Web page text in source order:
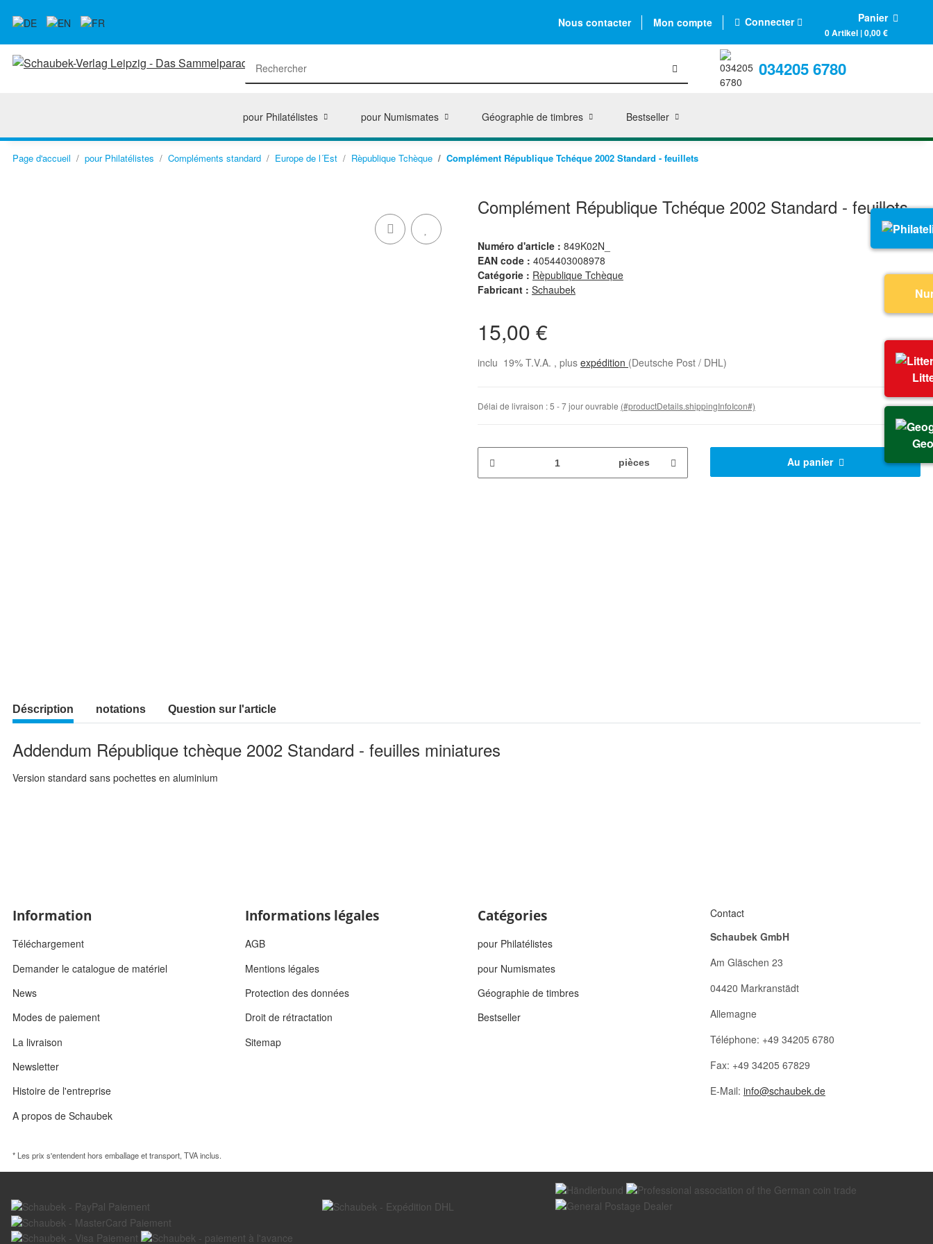
Nous contacter Mon compte Connecter Panier
0 Artikel | 0,00 €
034205 6780
pour Philatélistes pour Numismates Géographie de timbres Bestseller
Page d'accueil pour Philatélistes Compléments standard Europe de l´Est Rèpublique Tchèque Complément République Tchéque 2002 Standard - feuillets
Complément République Tchéque 2002 Standard - feuillets
Numéro d'article : 849K02N_
EAN code : 4054403008978
Catégorie : Rèpublique Tchèque
Fabricant : Schaubek
15,00 €
inclu 19% T.V.A. , plus expédition (Deutsche Post / DHL)
Délai de livraison :5 - 7 jour ouvrable (#productDetails.shippingInfoIcon#)
pièces Au panier
Déscription notations Question sur l'article
Addendum République tchèque 2002 Standard - feuilles miniatures
Version standard sans pochettes en aluminium
Information
Téléchargement
Demander le catalogue de matériel
News
Modes de paiement
La livraison
Newsletter
Histoire de l'entreprise
A propos de Schaubek
Informations légales
AGB
Mentions légales
Protection des données
Droit de rétractation
Sitemap
Catégories
pour Philatélistes
pour Numismates
Géographie de timbres
Bestseller
Contact
Schaubek GmbH
Am Gläschen 23
04420 Markranstädt
Allemagne
Téléphone: +49 34205 6780
Fax: +49 34205 67829
E-Mail: info@schaubek.de
* Les prix s'entendent hors emballage et transport, TVA inclus.